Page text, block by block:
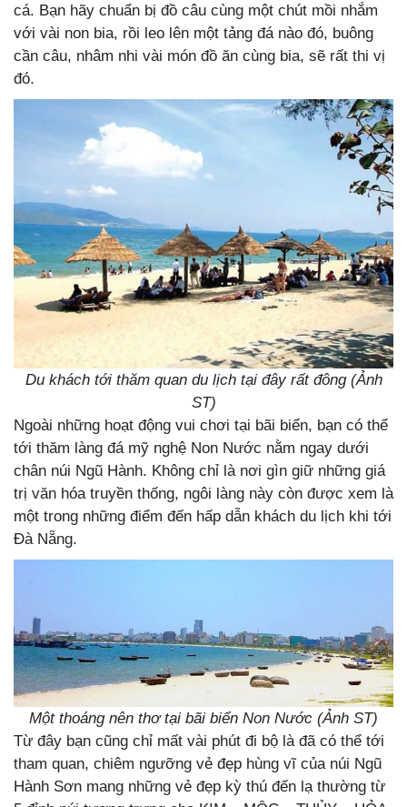
cá. Bạn hãy chuẩn bị đồ câu cùng một chút mồi nhắm
với vài non bia, rồi leo lên một tảng đá nào đó, buông
cần câu, nhâm nhi vài món đồ ăn cùng bia, sẽ rất thi vị
đó.
Du khách tới thăm quan du lịch tại đây rất đông (Ảnh
ST)
Ngoài những hoạt động vui chơi tại bãi biển, bạn có thể
tới thăm làng đá mỹ nghệ Non Nước nằm ngay dưới
chân núi Ngũ Hành. Không chỉ là nơi gìn giữ những giá
trị văn hóa truyền thống, ngôi làng này còn được xem là
một trong những điểm đến hấp dẫn khách du lịch khi tới
Đà Nẵng.
Một thoáng nên thơ tại bãi biển Non Nước (Ảnh ST)
Từ đây bạn cũng chỉ mất vài phút đi bộ là đã có thể tới
tham quan, chiêm ngưỡng vẻ đẹp hùng vĩ của núi Ngũ
Hành Sơn mang những vẻ đẹp kỳ thú đến lạ thường từ